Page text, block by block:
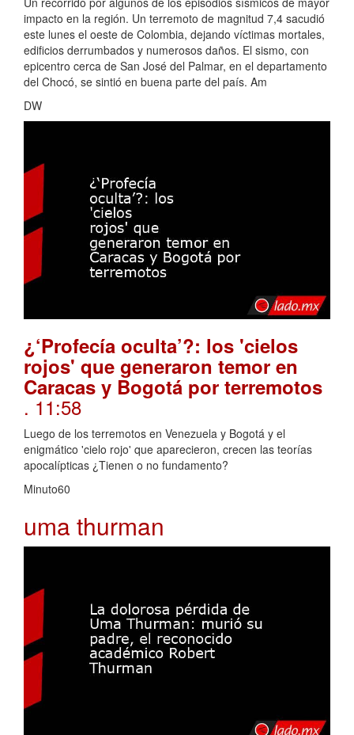
impacto en la región. Un terremoto de magnitud 7,4 sacudió
este lunes el oeste de Colombia, dejando víctimas mortales,
edificios derrumbados y numerosos daños. El sismo, con
epicentro cerca de San José del Palmar, en el departamento
del Chocó, se sintió en buena parte del país. Am
DW
¿‘Profecía oculta’?: los 'cielos
rojos' que generaron temor en
Caracas y Bogotá por terremotos
. 11:58
Luego de los terremotos en Venezuela y Bogotá y el
enigmático 'cielo rojo' que aparecieron, crecen las teorías
apocalípticas ¿Tienen o no fundamento?
Minuto60
uma thurman